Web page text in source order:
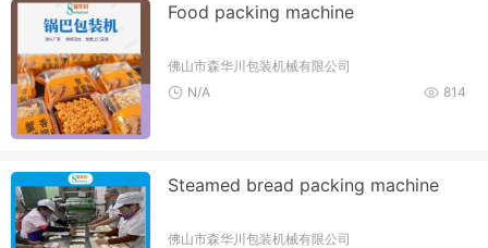
Food packing machine
佛山市森华川包装机械有限公司
814
N/A
Steamed bread packing machine
佛山市森华川包装机械有限公司